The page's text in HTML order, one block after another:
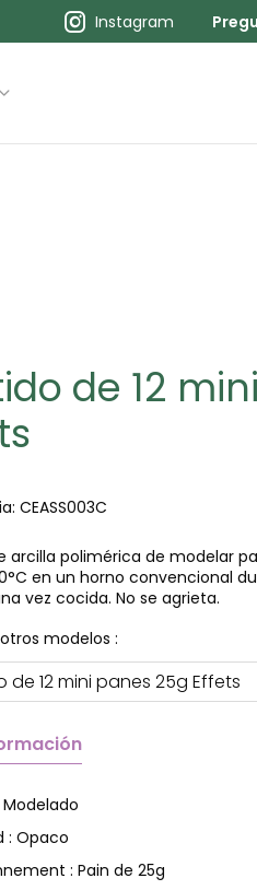
Instagram
de 12
CEASS003C
arcilla polimérica de modelar
en un horno convencional
vez cocida. No se agrieta.
modelos :
de 12 mini panes 25g Effets
Modelado
: Opaco
: Pain de 25g